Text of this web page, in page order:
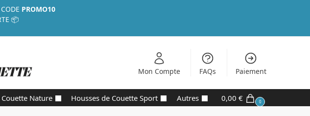
PROMO10
📦
Mon Compte FAQs Paiement
Nature Housses de Couette Sport Autres 0,00 € 0